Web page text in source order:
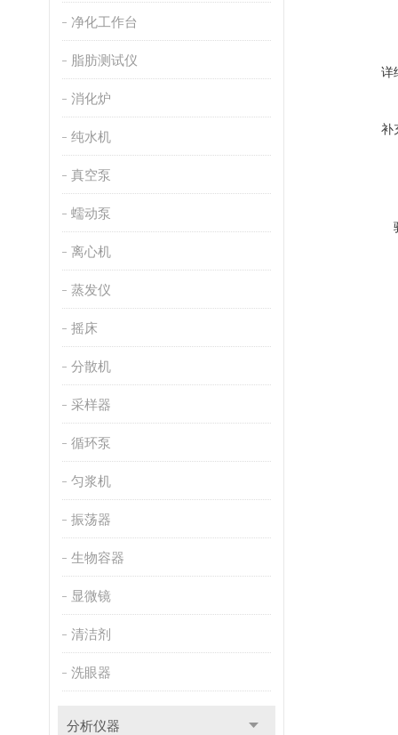
净化工作台
脂肪测试仪
消化炉
纯水机
真空泵
蠕动泵
离心机
蒸发仪
摇床
分散机
采样器
循环泵
匀浆机
振荡器
生物容器
显微镜
清洁剂
洗眼器
分析仪器
详
补